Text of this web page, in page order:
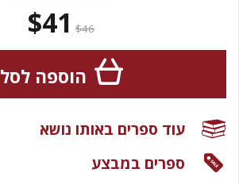
$46
$41
הוספה לסל
עוד ספרים באותו נושא
ספרים במבצע